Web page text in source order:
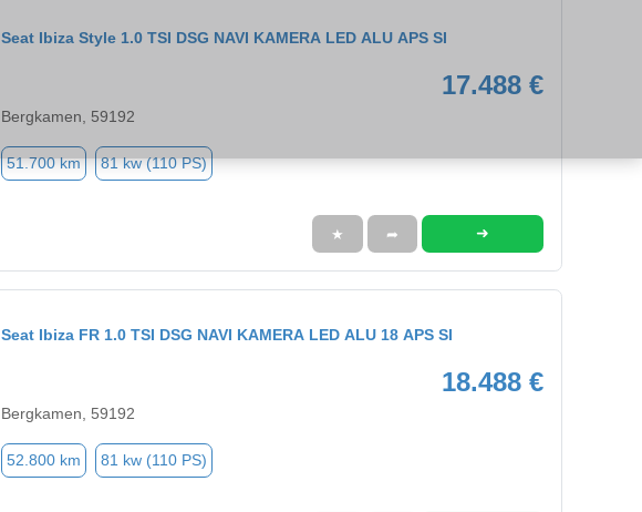
Seat Ibiza Style 1.0 TSI DSG NAVI KAMERA LED ALU APS SI
17.488 €
Bergkamen, 59192
51.700 km 81 kw (110 PS)
★ ➦ ➜
Seat Ibiza FR 1.0 TSI DSG NAVI KAMERA LED ALU 18 APS SI
18.488 €
Bergkamen, 59192
52.800 km 81 kw (110 PS)